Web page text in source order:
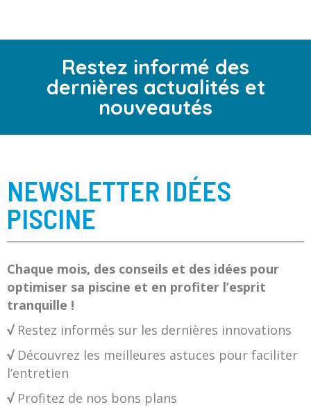
Restez informé des
dernières actualités et
nouveautés
NEWSLETTER IDÉES
PISCINE
Chaque mois, des conseils et des idées pour
optimiser sa piscine et en profiter l’esprit
tranquille !
√Restez informés sur les dernières innovations
√Découvrez les meilleures astuces pour faciliter
l’entretien
√Profitez de nos bons plans